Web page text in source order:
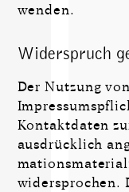
wenden.
Widerspruch
Der Nutzung
Kontaktdaten
ausdrücklich
widersprochen.